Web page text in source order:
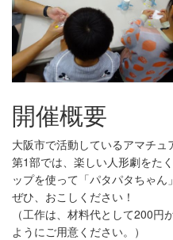
開催概要
大阪市で活動しているアマチュ
第1部では、楽しい人形劇をた
ップを使って「パタパタちゃん
ぜひ、おこしください！
（工作は、材料代として200
ようにご用意ください。）